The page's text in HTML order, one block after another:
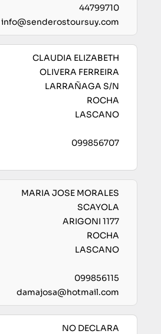
44799710
info@senderostoursuy.com
CLAUDIA ELIZABETH
OLIVERA FERREIRA
LARRAÑAGA S/N
ROCHA
LASCANO
099856707
MARIA JOSE MORALES
SCAYOLA
ARIGONI 1177
ROCHA
LASCANO
099856115
damajosa@hotmail.com
NO DECLARA